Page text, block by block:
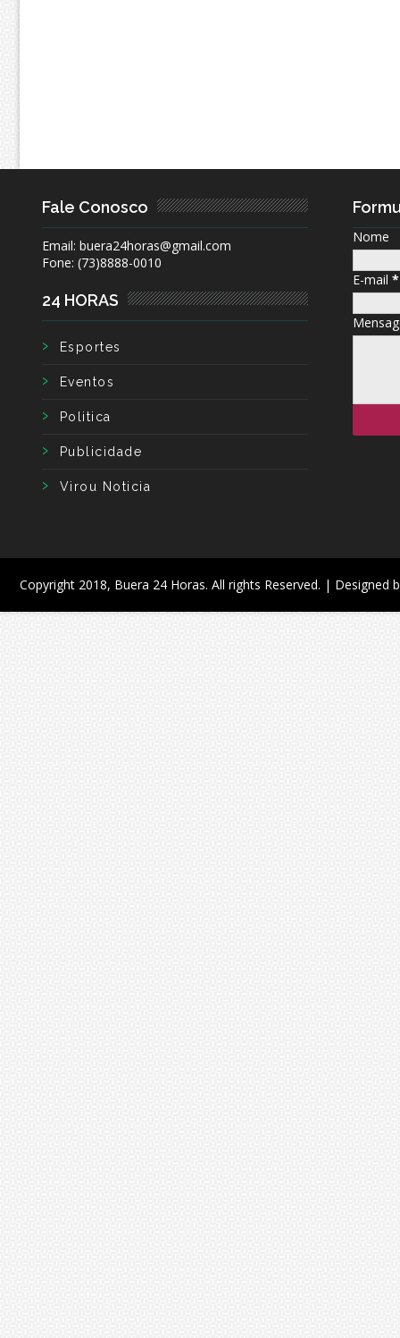
Fale Conosco
Email: buera24horas@gmail.com
Fone: (73)8888-0010
24 HORAS
Esportes
Eventos
Politica
Publicidade
Virou Noticia
Nome
E-mail *
Copyright 2018, Buera 24 Horas. All rights Reserved. | Designed